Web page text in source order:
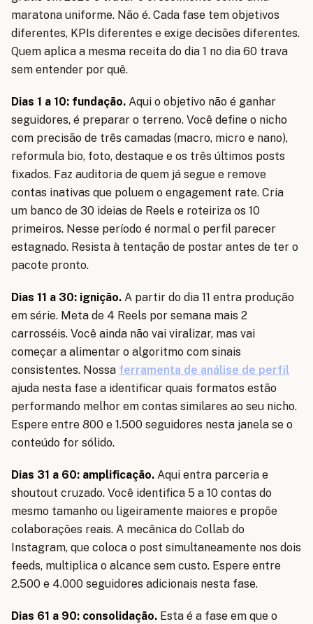
maratona uniforme. Não é. Cada fase tem objetivos
diferentes, KPIs diferentes e exige decisões diferentes.
Quem aplica a mesma receita do dia 1 no dia 60 trava
sem entender por quê.
Dias 1 a 10: fundação. Aqui o objetivo não é ganhar
seguidores, é preparar o terreno. Você define o nicho
com precisão de três camadas (macro, micro e nano),
reformula bio, foto, destaque e os três últimos posts
fixados. Faz auditoria de quem já segue e remove
contas inativas que poluem o engagement rate. Cria
um banco de 30 ideias de Reels e roteiriza os 10
primeiros. Nesse período é normal o perfil parecer
estagnado. Resista à tentação de postar antes de ter o
pacote pronto.
Dias 11 a 30: ignição. A partir do dia 11 entra produção
em série. Meta de 4 Reels por semana mais 2
carrosséis. Você ainda não vai viralizar, mas vai
começar a alimentar o algoritmo com sinais
consistentes. Nossa ferramenta de análise de perfil
ajuda nesta fase a identificar quais formatos estão
performando melhor em contas similares ao seu nicho.
Espere entre 800 e 1.500 seguidores nesta janela se o
conteúdo for sólido.
Dias 31 a 60: amplificação. Aqui entra parceria e
shoutout cruzado. Você identifica 5 a 10 contas do
mesmo tamanho ou ligeiramente maiores e propõe
colaborações reais. A mecânica do Collab do
Instagram, que coloca o post simultaneamente nos dois
feeds, multiplica o alcance sem custo. Espere entre
2.500 e 4.000 seguidores adicionais nesta fase.
Dias 61 a 90: consolidação. Esta é a fase em que o